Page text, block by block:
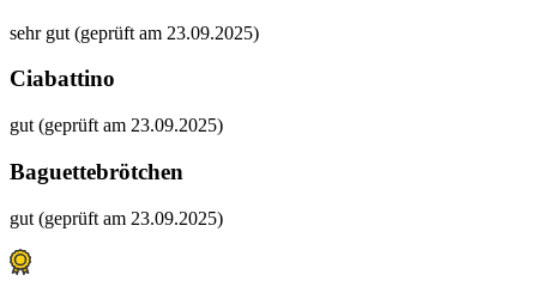
sehr gut (geprüft am 23.09.2025)
Ciabattino
gut (geprüft am 23.09.2025)
Baguettebrötchen
gut (geprüft am 23.09.2025)